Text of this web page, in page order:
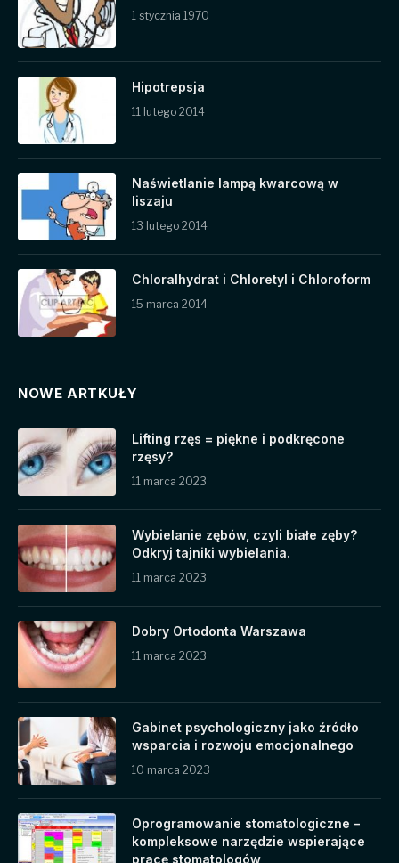
1 stycznia 1970
Hipotrepsja
11 lutego 2014
Naświetlanie lampą kwarcową w
liszaju
13 lutego 2014
Chloralhydrat i Chloretyl i Chloroform
15 marca 2014
NOWE ARTKUŁY
Lifting rzęs = piękne i podkręcone
rzęsy?
11 marca 2023
Wybielanie zębów, czyli białe zęby?
Odkryj tajniki wybielania.
11 marca 2023
Dobry Ortodonta Warszawa
11 marca 2023
Gabinet psychologiczny jako źródło
wsparcia i rozwoju emocjonalnego
10 marca 2023
Oprogramowanie stomatologiczne –
kompleksowe narzędzie wspierające
pracę stomatologów